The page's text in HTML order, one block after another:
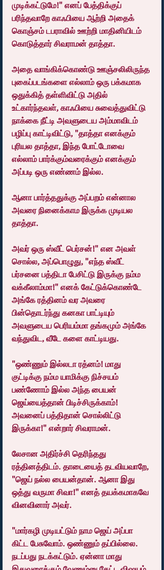
முடிக்கட்டுமே!" எனப் பேத்திக்குப்
பரிந்தவாறே காஃபியை ஆற்றி அதைக்
கொஞ்சம் டபராவில் ஊற்றி மாதினியிடம்
கொடுத்தார் சிவராமன் தாத்தா.
அதை வாங்கிக்கொண்டு ஊஞ்சலிலிருந்த
புகைப்படங்களை எல்லாம் ஒரு பக்கமாக
ஒதுக்கித் தள்ளிவிட்டு அதில்
உட்கார்ந்தவள், காஃபியை சுவைத்துவிட்டு
நாக்கை நீட்டி அவளுடைய அம்மாவிடம்
பழிப்பு காட்டிவிட்டு, "தாத்தா எனக்கும்
புரியல தாத்தா, இந்த போட்டோவை
எல்லாம் பார்க்கும்வரைக்கும் எனக்கும்
அப்படி ஒரு எண்ணம் இல்ல.
ஆனா பார்த்ததுக்கு அப்பறம் என்னால
அவரை நினைக்காம இருக்க முடியல
தாத்தா.
அவர் ஒரு ஸ்வீட் பெர்சன்!" என அவள்
சொல்ல, அப்பொழுது, "எந்த ஸ்வீட்
பர்சனை பத்திடா பேசிட்டு இருக்கு நம்ம
வக்கீலாம்மா!" எனக் கேட்டுக்கொண்டே
அங்கே ரத்தினம் வர அவரை
பின்தொடர்ந்து கனகா பாட்டியும்
அவளுடைய பெரியம்மா தங்கமும் அங்கே
வந்துவிட, வீடே களை காட்டியது.
"ஒண்ணும் இல்லடா ரத்னம்! மாது
குட்டிக்கு நம்ம யாமிக்கு நிச்சயம்
பண்ணோம் இல்ல அந்த பையன்
ஜெய்யைத்தான் பிடிச்சிருக்காம்!
அவனைப் பத்திதான் சொல்லிட்டு
இருக்கா!" என்றார் சிவராமன்.
லேசான அதிர்ச்சி தெரிந்தது
ரத்தினத்திடம். தாடையைத் தடவியவாறே,
"ஜெய் நல்ல பையன்தான். ஆனா இது
ஒத்து வருமா சிவா!" எனத் தயக்கமாகவே
வினவினார் அவர்.
"மார்கழி முடியட்டும் நாம ஜெய் அப்பா
கிட்ட பேசுவோம். ஒண்ணும் தப்பில்லை.
நடப்பது நடக்கட்டும். ஏன்னா மாது